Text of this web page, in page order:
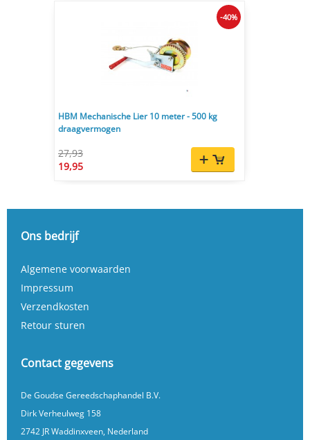
HBM Mechanische Lier 10 meter - 500 kg
draagvermogen
27,93
19,95
-40%
Ons bedrijf
Algemene voorwaarden
Impressum
Verzendkosten
Retour sturen
Contact gegevens
De Goudse Gereedschaphandel B.V.
Dirk Verheulweg 158
2742 JR Waddinxveen, Nederland